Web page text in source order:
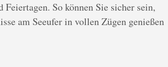
Feiertagen. So können Sie sicher sein,
am Seeufer in vollen Zügen genießen